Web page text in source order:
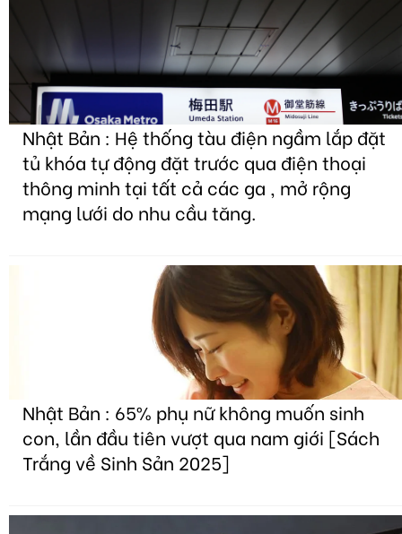
Nhật Bản : Hệ thống tàu điện ngầm lắp đặt
tủ khóa tự động đặt trước qua điện thoại
thông minh tại tất cả các ga , mở rộng
mạng lưới do nhu cầu tăng.
Nhật Bản : 65% phụ nữ không muốn sinh
con, lần đầu tiên vượt qua nam giới [Sách
Trắng về Sinh Sản 2025]